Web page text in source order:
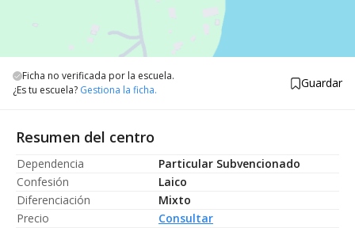
Ficha no verificada por la escuela.
¿Es tu escuela? Gestiona la ficha. Guardar
Resumen del centro
Dependencia
Particular Subvencionado
Confesión
Laico
Diferenciación
Mixto
Precio
Consultar